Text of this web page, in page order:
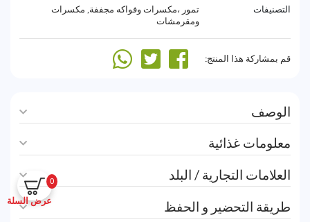
0
عرض السلة
التصنيفات
تمور ،مكسرات وفواكه مجففة, مكسرات
ومقرمشات
قم بمشاركة هذا المنتج:
الوصف
معلومات غذائية
العلامات التجارية / البلد
طريقة التحضير و الحفظ